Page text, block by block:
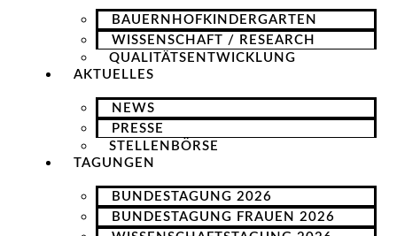
BAUERNHOFKINDERGARTEN
WISSENSCHAFT / RESEARCH
QUALITÄTSENTWICKLUNG
AKTUELLES
NEWS
PRESSE
STELLENBÖRSE
TAGUNGEN
BUNDESTAGUNG 2026
BUNDESTAGUNG FRAUEN 2026